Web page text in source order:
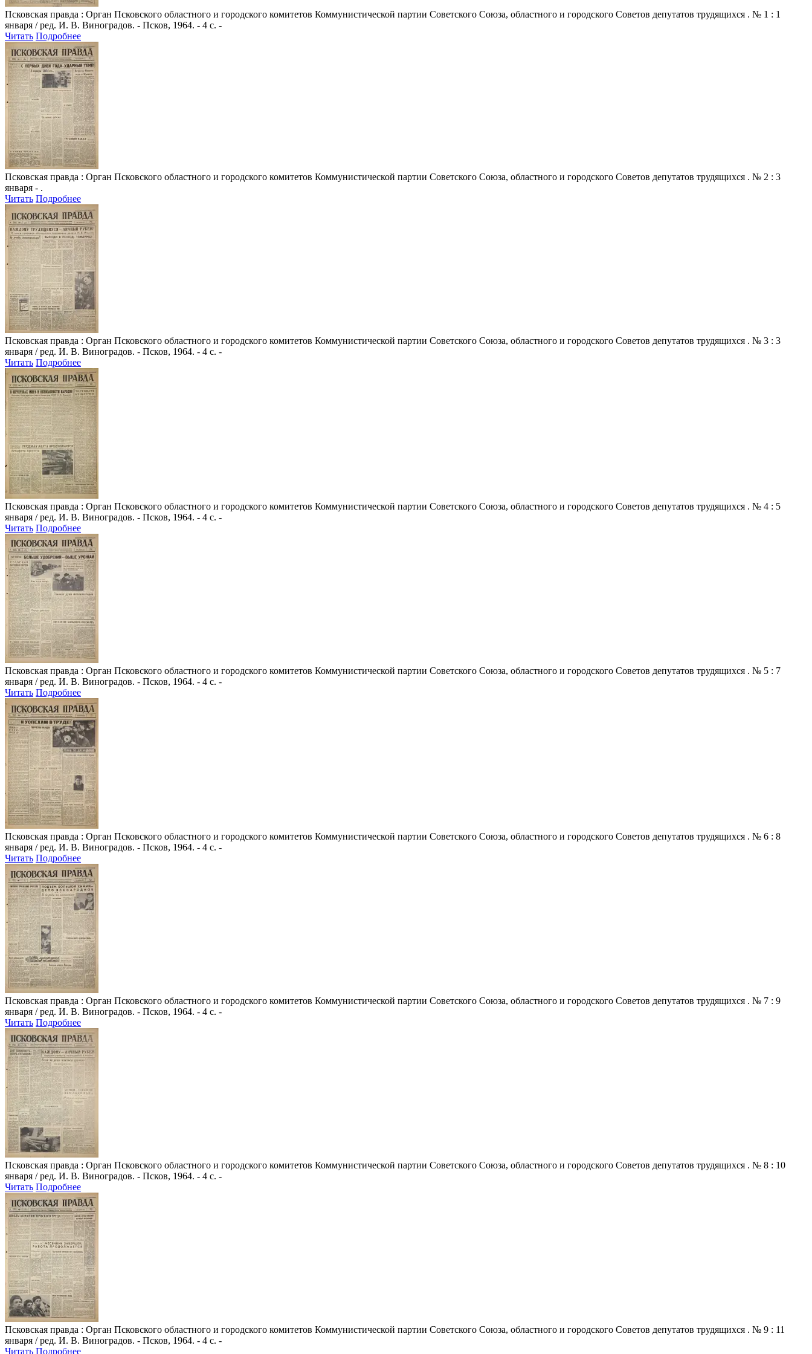
Псковская правда : Орган Псковского областного и городского комитетов Коммунистической партии Советского Союза, областного и городского Советов депутатов трудящихся . № 1 : 1
января / ред. И. В. Виноградов. - Псков, 1964. - 4 с. -
Читать Подробнее
Псковская правда : Орган Псковского областного и городского комитетов Коммунистической партии Советского Союза, областного и городского Советов депутатов трудящихся . № 2 : 3
января - .
Читать Подробнее
Псковская правда : Орган Псковского областного и городского комитетов Коммунистической партии Советского Союза, областного и городского Советов депутатов трудящихся . № 3 : 3
января / ред. И. В. Виноградов. - Псков, 1964. - 4 с. -
Читать Подробнее
Псковская правда : Орган Псковского областного и городского комитетов Коммунистической партии Советского Союза, областного и городского Советов депутатов трудящихся . № 4 : 5
января / ред. И. В. Виноградов. - Псков, 1964. - 4 с. -
Читать Подробнее
Псковская правда : Орган Псковского областного и городского комитетов Коммунистической партии Советского Союза, областного и городского Советов депутатов трудящихся . № 5 : 7
января / ред. И. В. Виноградов. - Псков, 1964. - 4 с. -
Читать Подробнее
Псковская правда : Орган Псковского областного и городского комитетов Коммунистической партии Советского Союза, областного и городского Советов депутатов трудящихся . № 6 : 8
января / ред. И. В. Виноградов. - Псков, 1964. - 4 с. -
Читать Подробнее
Псковская правда : Орган Псковского областного и городского комитетов Коммунистической партии Советского Союза, областного и городского Советов депутатов трудящихся . № 7 : 9
января / ред. И. В. Виноградов. - Псков, 1964. - 4 с. -
Читать Подробнее
Псковская правда : Орган Псковского областного и городского комитетов Коммунистической партии Советского Союза, областного и городского Советов депутатов трудящихся . № 8 : 10
января / ред. И. В. Виноградов. - Псков, 1964. - 4 с. -
Читать Подробнее
Псковская правда : Орган Псковского областного и городского комитетов Коммунистической партии Советского Союза, областного и городского Советов депутатов трудящихся . № 9 : 11
января / ред. И. В. Виноградов. - Псков, 1964. - 4 с. -
Читать Подробнее